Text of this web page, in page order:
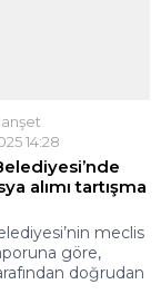
14:28
alımı tartışma
meclis
göre,
doğrudan